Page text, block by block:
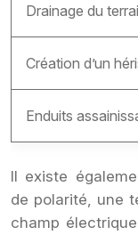
Drainage du
Création d’un
Enduits
Il existe
de polarité, une
champ